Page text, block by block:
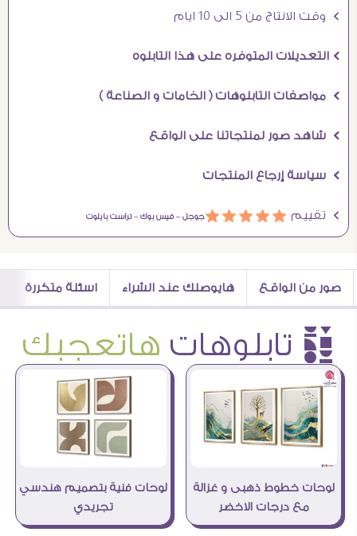
Ö وقت الانتاج من 5 الى 10 ايام
Ö التعديلات المتوفره على هذا التابلوه
Ö مواصفات التابلوهات ( الخامات و الصناعة )
Ö شاهد صور لمنتجاتنا على الواقع
Ö سياسة إرجاع المنتجات
Ö تقييم áááááجوجل –فيس بوك –تراست بايلوت
صور من الواقع هايوصلك عند الشراء اسئلة متكررة
è تابلوهات هاتعجبك
لوحات خطوط ذهبى و غزالة
مع درجات الاخضر
لوحات فنية بتصميم هندسي
تجريدي